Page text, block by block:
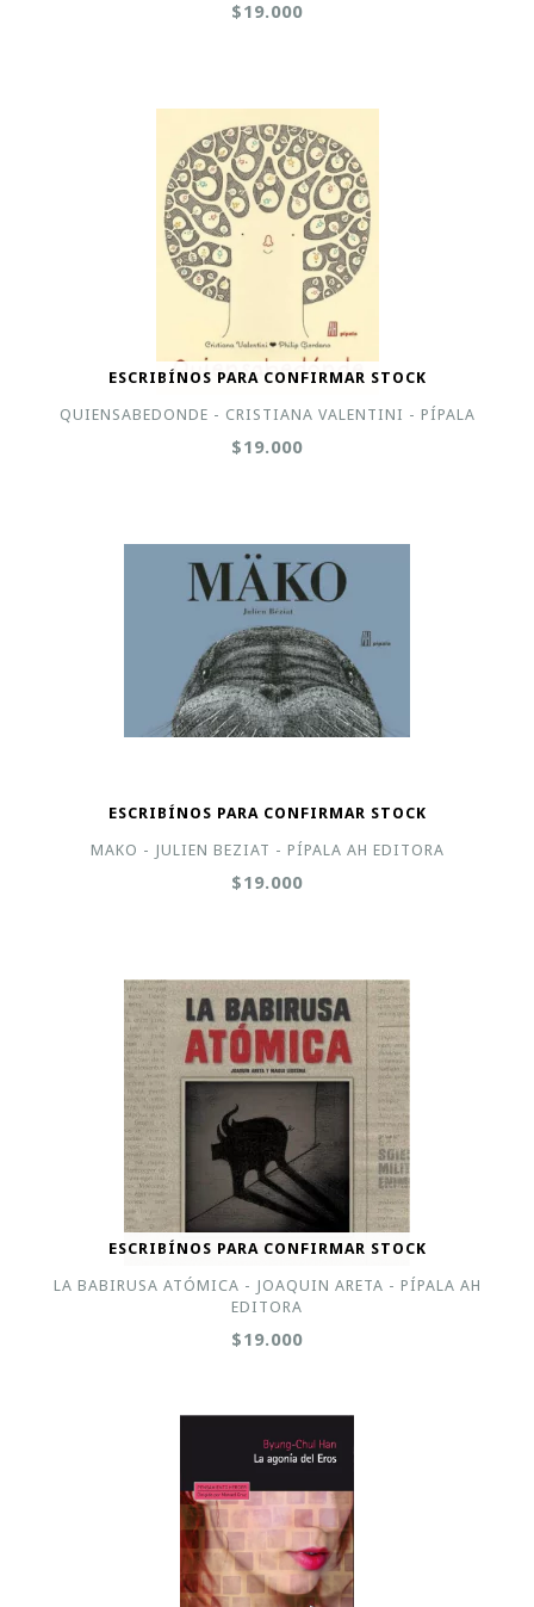
$19.000
ESCRIBÍNOS PARA CONFIRMAR STOCK
QUIENSABEDONDE - CRISTIANA VALENTINI - PÍPALA
$19.000
ESCRIBÍNOS PARA CONFIRMAR STOCK
MAKO - JULIEN BEZIAT - PÍPALA AH EDITORA
$19.000
ESCRIBÍNOS PARA CONFIRMAR STOCK
LA BABIRUSA ATÓMICA - JOAQUIN ARETA - PÍPALA AH
EDITORA
$19.000